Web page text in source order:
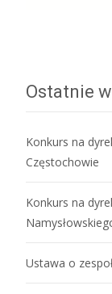
Ostatnie
Konkurs na
Częstochowie
Konkurs na
Ustawa o